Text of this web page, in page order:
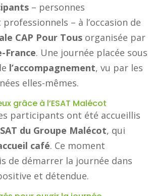
– personnes
– à l’occasion de
CAP Pour Tous organisée par
France. Une journée placée sous
l’accompagnement, vu par les
elles-mêmes.
grâce à l’ESAT Malécot
participants ont été accueillis
du Groupe Malécot, qui
café. Ce moment
de démarrer la journée dans
et détendue.